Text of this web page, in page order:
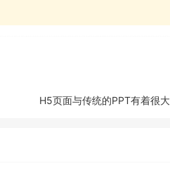
H5页面与传统的PPT有着很